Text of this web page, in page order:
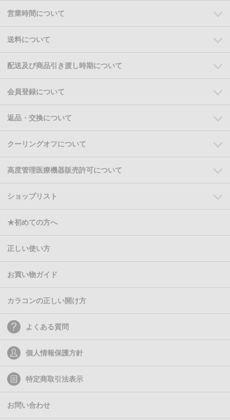
営業時間について
送料について
配送及び商品引き渡し時期について
会員登録について
返品・交換について
クーリングオフについて
高度管理医療機器販売許可について
ショップリスト
★初めての方へ
正しい使い方
お買い物ガイド
カラコンの正しい開け方
よくある質問
個人情報保護方針
特定商取引法表示
お問い合わせ